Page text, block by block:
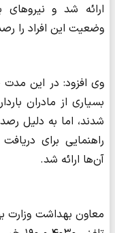
ارائه شد و
وضعیت این افراد را
وی افزود: در این
بسیاری از مادران
شدند، اما به دلیل
راهنمایی برای
آن‌ها ارائه شد.
معاون بهداشت وزارت